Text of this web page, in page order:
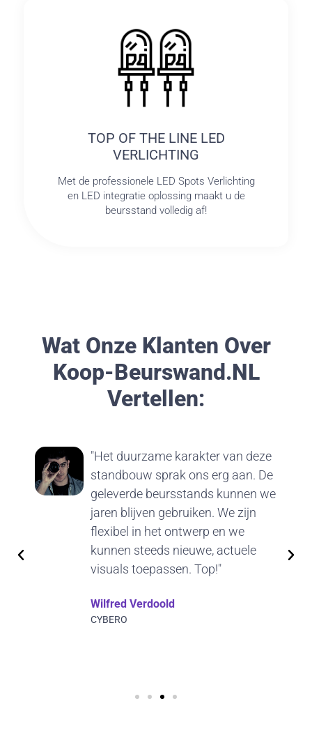
TOP OF THE LINE LED
VERLICHTING
Met de professionele LED Spots Verlichting
en LED integratie oplossing maakt u de
beursstand volledig af!
Wat Onze Klanten Over
Koop-Beurswand.nL
Vertellen:
"Het duurzame karakter van deze
standbouw sprak ons erg aan. De
geleverde beursstands kunnen we
jaren blijven gebruiken. We zijn
flexibel in het ontwerp en we
kunnen steeds nieuwe, actuele
visuals toepassen. Top!"
Wilfred Verdoold
CYBERO